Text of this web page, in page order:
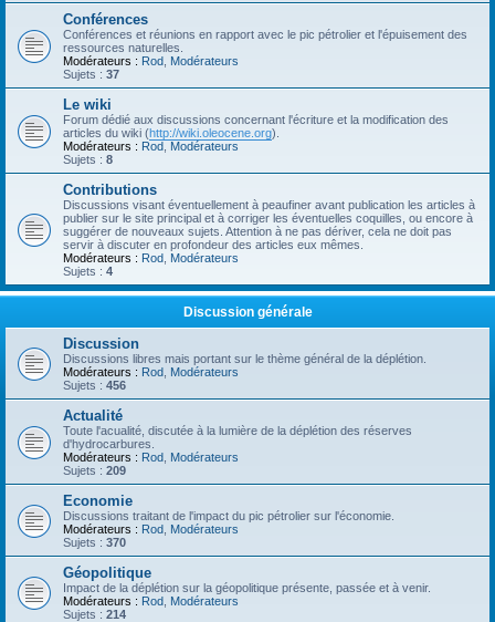
Conférences
Conférences et réunions en rapport avec le pic pétrolier et l'épuisement des
ressources naturelles.
Modérateurs : Rod Modérateurs
Sujets : 37
Le wiki
Forum dédié aux discussions concernant l'écriture et la modification des
articles du wiki (http://wiki.oleocene.org).
Modérateurs : Rod Modérateurs
Sujets : 8
Contributions
Discussions visant éventuellement à peaufiner avant publication les articles à
publier sur le site principal et à corriger les éventuelles coquilles, ou encore à
suggérer de nouveaux sujets. Attention à ne pas dériver, cela ne doit pas
servir à discuter en profondeur des articles eux mêmes.
Modérateurs : Rod Modérateurs
Sujets : 4
Discussion générale
Discussion
Discussions libres mais portant sur le thème général de la déplétion.
Modérateurs : Rod Modérateurs
Sujets : 456
Actualité
Toute l'acualité, discutée à la lumière de la déplétion des réserves
d'hydrocarbures.
Modérateurs : Rod Modérateurs
Sujets : 209
Economie
Discussions traitant de l'impact du pic pétrolier sur l'économie.
Modérateurs : Rod Modérateurs
Sujets : 370
Géopolitique
Impact de la déplétion sur la géopolitique présente, passée et à venir.
Modérateurs : Rod Modérateurs
Sujets : 214